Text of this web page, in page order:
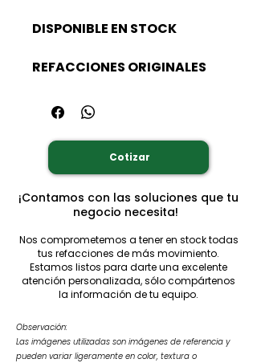
DISPONIBLE EN STOCK
REFACCIONES ORIGINALES
Cotizar
¡Contamos con las soluciones que tu
negocio necesita!
Nos comprometemos a tener en stock todas
tus refacciones de más movimiento.
Estamos listos para darte una excelente
atención personalizada, sólo compártenos
la información de tu equipo.
Observación:
Las imágenes utilizadas son imágenes de referencia y
pueden variar ligeramente en color, textura o